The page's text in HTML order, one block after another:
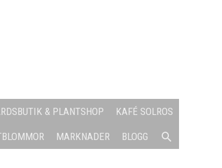
& PLANTSHOP KAFÉ SOLROS
MARKNADER BLOGG SÖK